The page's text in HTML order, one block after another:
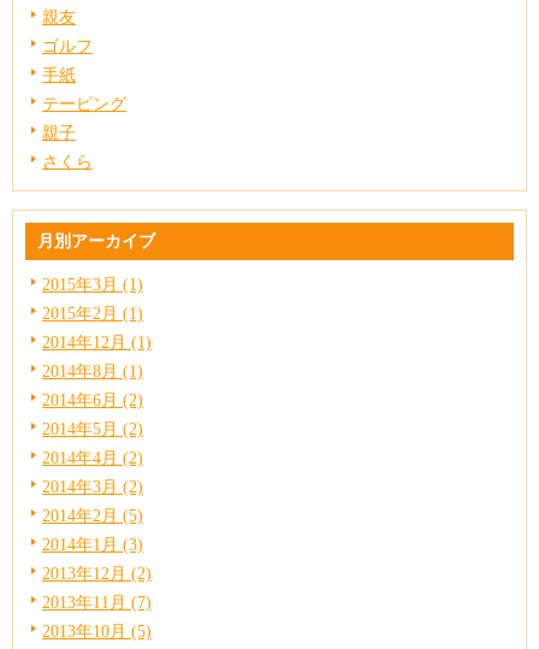
親友
ゴルフ
手紙
テーピング
親子
さくら
月別アーカイブ
2015年3月 (1)
2015年2月 (1)
2014年12月 (1)
2014年8月 (1)
2014年6月 (2)
2014年5月 (2)
2014年4月 (2)
2014年3月 (2)
2014年2月 (5)
2014年1月 (3)
2013年12月 (2)
2013年11月 (7)
2013年10月 (5)